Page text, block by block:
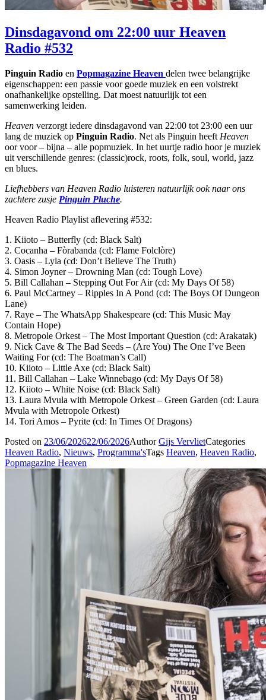
Dinsdagavond om 22:00 uur Heaven
Radio #532
Pinguin Radio en Popmagazine Heaven delen twee belangrijke
eigenschappen: een passie voor goede muziek en een volstrekt
onafhankelijke opstelling. Dat moest natuurlijk tot een
samenwerking leiden.
Heaven verzorgt iedere dinsdagavond van 22:00 tot 23:00 een uur
lang de muziek op Pinguin Radio. Net als Pinguin heeft Heaven
oor voor – bijna – alle popmuziek. In het uurtje radio hoor je muziek
uit verschillende genres: (classic)rock, roots, folk, soul, world, jazz
en blues.
Liefhebbers van Heaven Radio luisteren natuurlijk ook naar ons
zachtere zusje Pinguin Pluche.
Heaven Radio Playlist aflevering #532:
1. Kiioto – Butterfly (cd: Black Salt)
2. Cocanha – Fòrabanda (cd: Flame Folclòre)
3. Oasis – Lyla (cd: Don’t Believe The Truth)
4. Simon Joyner – Drowning Man (cd: Tough Love)
5. Bill Callahan – Stepping Out For Air (cd: My Days Of 58)
6. Paul McCartney – Ripples In A Pond (cd: The Boys Of Dungeon
Lane)
7. Raye – The WhatsApp Shakespeare (cd: This Music May
Contain Hope)
8. Metropole Orkest – The Most Important Question (cd: Arakatak)
9. Nick Cave & The Bad Seeds – (Are You) The One I’ve Been
Waiting For (cd: The Boatman’s Call)
10. Kiioto – Little Axe (cd: Black Salt)
11. Bill Callahan – Lake Winnebago (cd: My Days Of 58)
12. Kiioto – White Noise (cd: Black Salt)
13. Laura Mvula with Metropole Orkest – Green Garden (cd: Laura
Mvula with Metropole Orkest)
14. Tori Amos – Pyrite (cd: In Times Of Dragons)
Posted on 23/06/202622/06/2026AuthorGijs VervlietCategories
Heaven Radio, Nieuws, Programma'sTags Heaven, Heaven Radio,
Popmagazine Heaven